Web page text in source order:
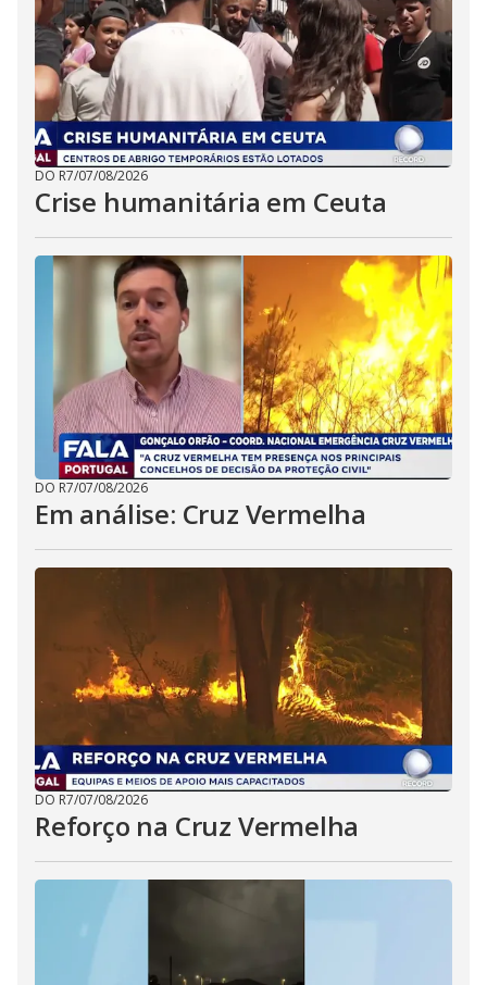
DO R7/07/08/2026
Crise humanitária em Ceuta
DO R7/07/08/2026
Em análise: Cruz Vermelha
DO R7/07/08/2026
Reforço na Cruz Vermelha